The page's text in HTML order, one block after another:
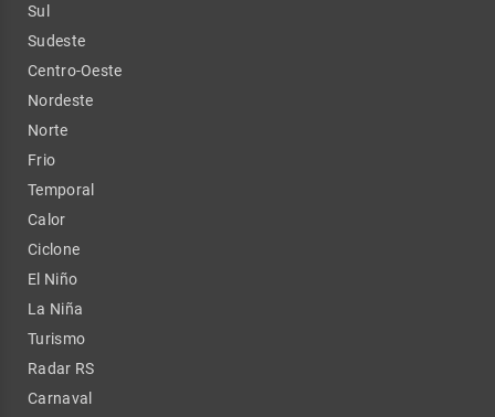
Sul
Sudeste
Centro-Oeste
Nordeste
Norte
Frio
Temporal
Calor
Ciclone
El Niño
La Niña
Turismo
Radar RS
Carnaval